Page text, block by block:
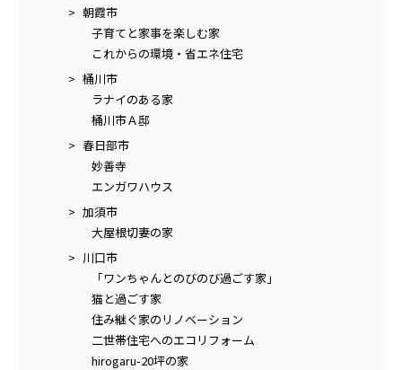
朝霞市
子育てと家事を楽しむ家
これからの環境・省エネ住宅
桶川市
ラナイのある家
桶川市Ａ邸
春日部市
妙善寺
エンガワハウス
加須市
大屋根切妻の家
川口市
「ワンちゃんとのびのび過ごす家」
猫と過ごす家
住み継ぐ家のリノベーション
二世帯住宅へのエコリフォーム
hirogaru-20坪の家